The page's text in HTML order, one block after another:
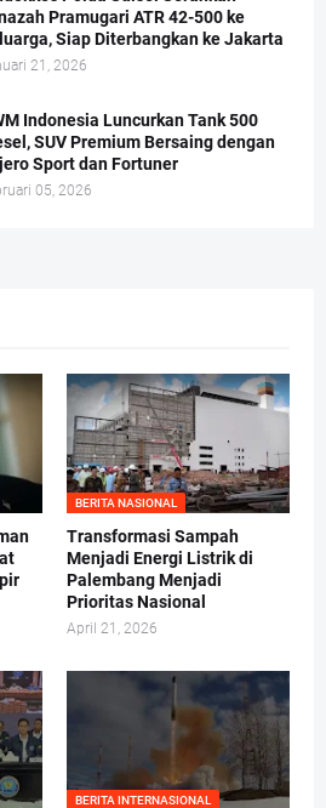
Pramugari ATR 42-500 ke
Siap Diterbangkan ke Jakarta
21, 2026
Indonesia Luncurkan Tank 500
SUV Premium Bersaing dengan
Sport dan Fortuner
05, 2026
BERITA NASIONAL
Transformasi Sampah
Menjadi Energi Listrik di
Palembang Menjadi
Prioritas Nasional
April 21, 2026
BERITA INTERNASIONAL